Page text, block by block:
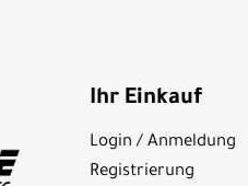
Ihr Einkauf
Login / Anmeldung
Registrierung